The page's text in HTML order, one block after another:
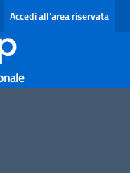
LINGUA: LINGUA SELEZIONATA
Accedi all'area riservata